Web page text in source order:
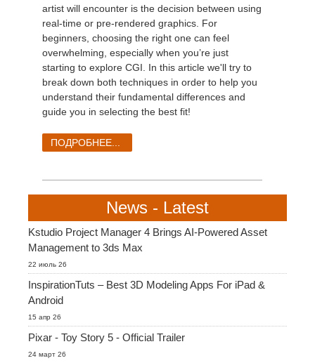
LightWave
SketchUp
artist will encounter is the decision between using
real-time or pre-rendered graphics. For
beginners, choosing the right one can feel
overwhelming, especially when you’re just
starting to explore CGI. In this article we'll try to
break down both techniques in order to help you
understand their fundamental differences and
guide you in selecting the best fit!
ПОДРОБНЕЕ...
News - Latest
Kstudio Project Manager 4 Brings AI-Powered Asset
Management to 3ds Max
22 июль 26
InspirationTuts – Best 3D Modeling Apps For iPad &
Android
15 апр 26
Pixar - Toy Story 5 - Official Trailer
24 март 26